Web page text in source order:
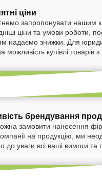
ціни
запропонувати нашим
ціни та умови роботи,
надаємо знижки. Для
можливість купівлі товарів
брендування
замовити нанесення
на продукцію, ми
до уваги всі ваші вимоги та